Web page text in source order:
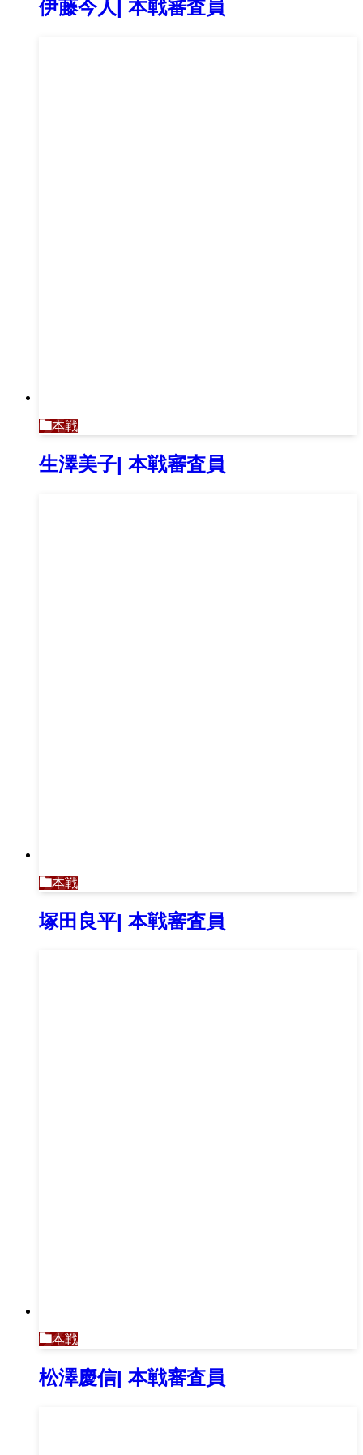
伊藤今人| 本戦審査員
本戦
生澤美子| 本戦審査員
本戦
塚田良平| 本戦審査員
本戦
松澤慶信| 本戦審査員